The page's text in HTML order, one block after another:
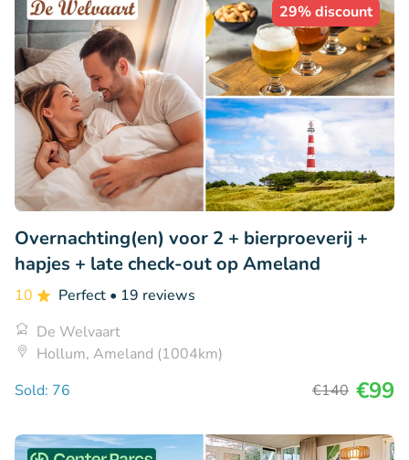
29% discount
Overnachting(en) voor 2 + bierproeverij +
hapjes + late check-out op Ameland
10 Perfect • 19 reviews
De Welvaart
Hollum, Ameland (1004km)
Sold: 76
€140 €99